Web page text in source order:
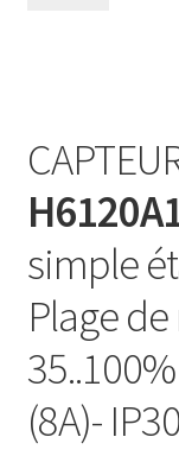
Pack
Boites VAV
Compteurs
Régulateurs
Servomoteurs
simple
Plage
(8A)- IP30